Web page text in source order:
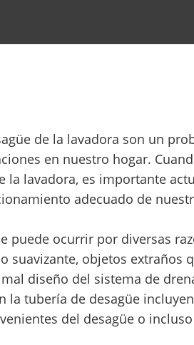
de la lavadora son un
en nuestro hogar.
la lavadora, es importante
adecuado de
puede ocurrir por diversas
suavizante, objetos extraños
diseño del sistema de
la tubería de desagüe
del desagüe o